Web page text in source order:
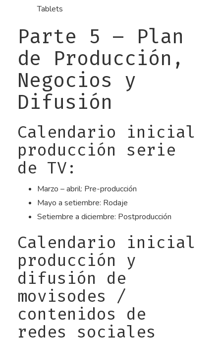
Tablets
Parte 5 – Plan
de Producción,
Negocios y
Difusión
Calendario inicial
producción serie
de TV:
Marzo – abril: Pre-producción
Mayo a setiembre: Rodaje
Setiembre a diciembre: Postproducción
Calendario inicial
producción y
difusión de
movisodes /
contenidos de
redes sociales